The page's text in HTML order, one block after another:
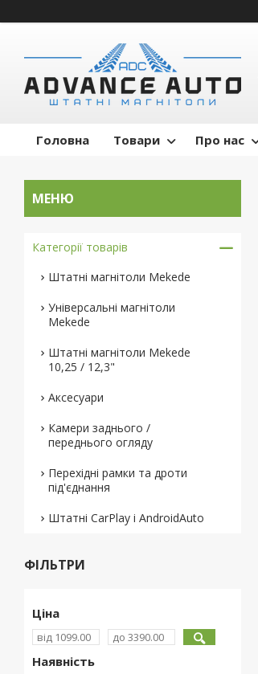
Головна Товари Про нас
Категорії товарів
Штатні магнітоли Mekede
Універсальні магнітоли
Mekede
Штатні магнітоли Mekede
10,25 / 12,3"
Аксесуари
Камери заднього /
переднього огляду
Перехідні рамки та дроти
під'єднання
Штатні CarPlay і AndroidAuto
ФІЛЬТРИ
Ціна
Наявність